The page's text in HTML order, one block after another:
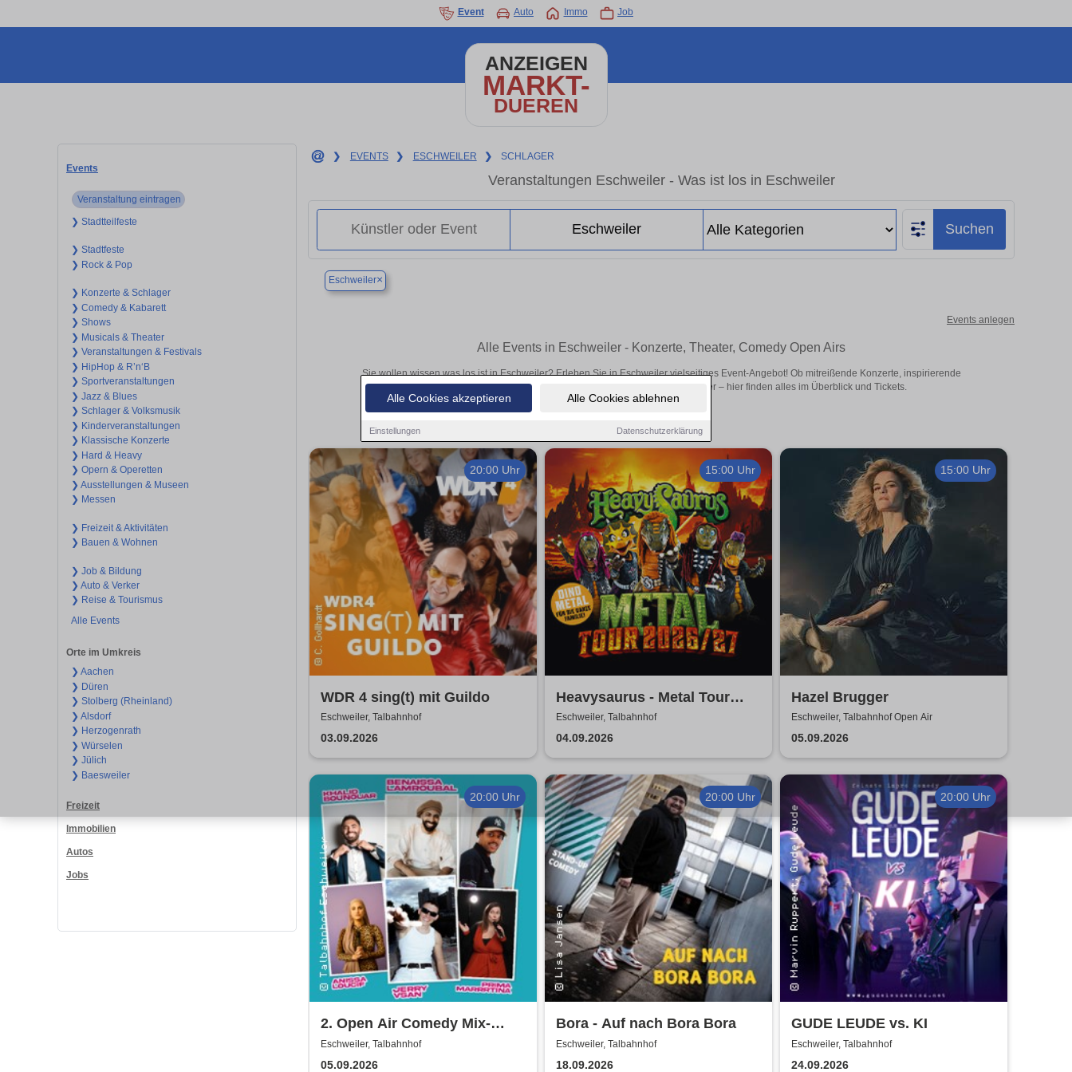
Alle Cookies akzeptieren Alle Cookies ablehnen
Einstellungen Datenschutzerklärung
Event Auto Immo Job
ANZEIGEN
MARKT-
DUEREN
Events
Veranstaltung eintragen
❯ Stadtteilfeste
❯ Stadtfeste
❯ Rock & Pop
❯ Konzerte & Schlager
❯ Comedy & Kabarett
❯ Shows
❯ Musicals & Theater
❯ Veranstaltungen & Festivals
❯ HipHop & R’n‘B
❯ Sportveranstaltungen
❯ Jazz & Blues
❯ Schlager & Volksmusik
❯ Kinderveranstaltungen
❯ Klassische Konzerte
❯ Hard & Heavy
❯ Opern & Operetten
❯ Ausstellungen & Museen
❯ Messen
❯ Freizeit & Aktivitäten
❯ Bauen & Wohnen
❯ Job & Bildung
❯ Auto & Verker
❯ Reise & Tourismus
Alle Events
Orte im Umkreis
❯ Aachen
❯ Düren
❯ Stolberg (Rheinland)
❯ Alsdorf
❯ Herzogenrath
❯ Würselen
❯ Jülich
❯ Baesweiler
Freizeit
Immobilien
Autos
Jobs
❯ EVENTS ❯ ESCHWEILER ❯ SCHLAGER
Veranstaltungen Eschweiler - Was ist los in Eschweiler
Suchen
Eschweiler×
Events anlegen
Alle Events in Eschweiler - Konzerte, Theater, Comedy Open Airs
Sie wollen wissen was los ist in Eschweiler? Erleben Sie in Eschweiler vielseitiges Event-Angebot! Ob mitreißende Konzerte, inspirierende
Theateraufführungen oder aufregende Veranstaltungen in Eschweiler – hier finden alles im Überblick und Tickets.
20:00 Uhr
WDR 4 sing(t) mit Guildo
Eschweiler, Talbahnhof
03.09.2026
15:00 Uhr
Heavysaurus - Metal Tour
2026/27
Eschweiler, Talbahnhof
04.09.2026
15:00 Uhr
Hazel Brugger
Eschweiler, Talbahnhof Open Air
05.09.2026
20:00 Uhr
2. Open Air Comedy Mix-
Show - Khalid Bounouar,
Benaissa Lamroubal, Abeku
Eschweiler, Talbahnhof
05.09.2026
20:00 Uhr
Bora - Auf nach Bora Bora
Eschweiler, Talbahnhof
18.09.2026
20:00 Uhr
GUDE LEUDE vs. KI
Eschweiler, Talbahnhof
24.09.2026